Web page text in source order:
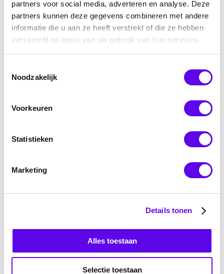
partners voor social media, adverteren en analyse. Deze
partners kunnen deze gegevens combineren met andere
informatie die u aan ze heeft verstrekt of die ze hebben
verzameld op basis van uw gebruik van hun services.
Noodzakelijk
Voorkeuren
Statistieken
Marketing
Details tonen
Alles toestaan
Selectie toestaan
Quick, easy en 100% digitaal!